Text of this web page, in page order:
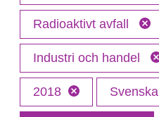
Radioaktivt avfall
Industri och handel
2018 Svenska